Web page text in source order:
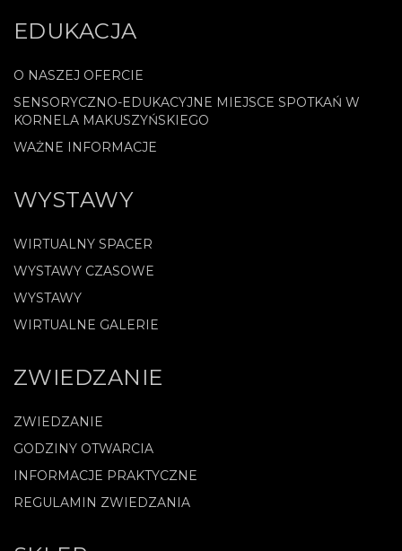
EDUKACJA
O NASZEJ OFERCIE
SENSORYCZNO-EDUKACYJNE MIEJSCE SPOTKAŃ W
KORNELA MAKUSZYŃSKIEGO
WAŻNE INFORMACJE
WYSTAWY
WIRTUALNY SPACER
WYSTAWY CZASOWE
WYSTAWY
WIRTUALNE GALERIE
ZWIEDZANIE
ZWIEDZANIE
GODZINY OTWARCIA
INFORMACJE PRAKTYCZNE
REGULAMIN ZWIEDZANIA